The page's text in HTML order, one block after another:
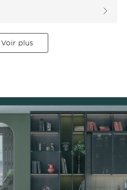
Voir plus